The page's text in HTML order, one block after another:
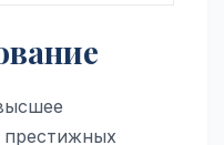
престижных